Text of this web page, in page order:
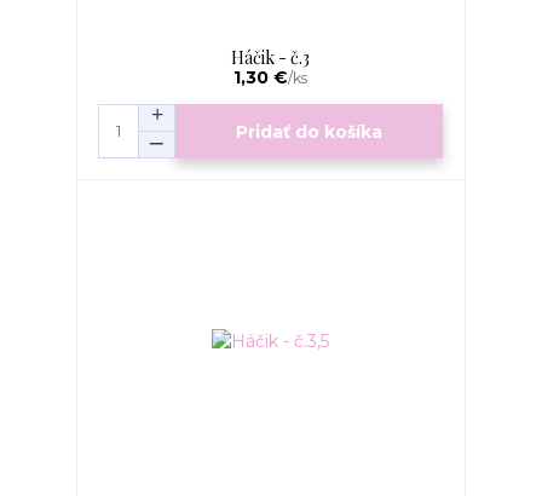
Háčik - č.3
1,30 €/ks
Pridať do košíka